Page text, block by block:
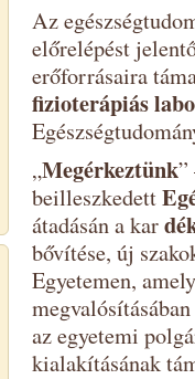
Az
előrelépést
erőforrásaira
fizioterápiás
„Megérkeztünk”
beilleszkedett
átadásán a kar
bővítése, új
Egyetemen,
az egyetemi
kialakításának